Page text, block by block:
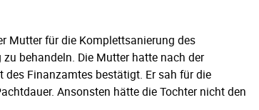
Mutter für die Komplettsanierung des
behandeln. Die Mutter hatte nach der
des Finanzamtes bestätigt. Er sah für die
Ansonsten hätte die Tochter nicht den